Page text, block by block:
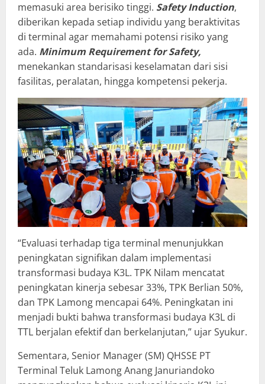
memasuki area berisiko tinggi. Safety Induction,
diberikan kepada setiap individu yang beraktivitas
di terminal agar memahami potensi risiko yang
ada. Minimum Requirement for Safety,
menekankan standarisasi keselamatan dari sisi
fasilitas, peralatan, hingga kompetensi pekerja.
“Evaluasi terhadap tiga terminal menunjukkan
peningkatan signifikan dalam implementasi
transformasi budaya K3L. TPK Nilam mencatat
peningkatan kinerja sebesar 33%, TPK Berlian 50%,
dan TPK Lamong mencapai 64%. Peningkatan ini
menjadi bukti bahwa transformasi budaya K3L di
TTL berjalan efektif dan berkelanjutan,” ujar Syukur.
Sementara, Senior Manager (SM) QHSSE PT
Terminal Teluk Lamong Anang Januriandoko